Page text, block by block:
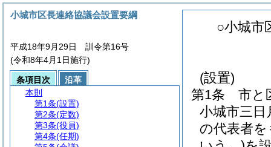
○小城市
(設置)
第1条
市と
小城市三日
の代表者
小城市区長連絡協議会設置要綱
平成18年9月29日 訓令第16号
(令和8年4月1日施行)
条項目次
沿革
本則
第1条(設置)
第2条(定数)
第3条(役員)
第4条(任期)